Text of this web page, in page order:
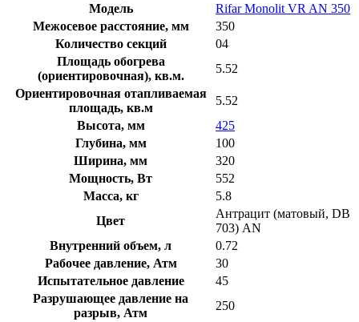
Модель
Rifar Monolit VR AN 350
Межосевое расстояние, мм
350
Количество секций
04
Площадь обогрева
(ориентировочная), кв.м.
5.52
Ориентировочная отапливаемая
площадь, кв.м
5.52
Высота, мм
425
Глубина, мм
100
Ширина, мм
320
Мощность, Вт
552
Масса, кг
5.8
Цвет
Антрацит (матовый, DB
703) AN
Внутренний объем, л
0.72
Рабочее давление, Атм
30
Испытательное давление
45
Разрушающее давление на
разрыв, Атм
250